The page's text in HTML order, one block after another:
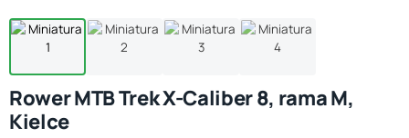
Rower MTB Trek X-Caliber 8, rama M,
Kielce